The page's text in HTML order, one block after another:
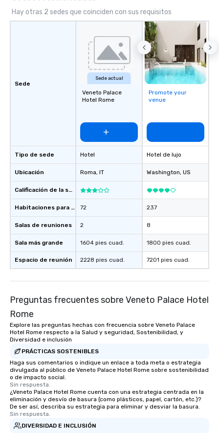
Hay otras 2 sedes que coinciden con sus requisitos
Sede
Tipo de sede
Ubicación
Calificación de la sede
Habitaciones para huéspedes
Salas de reuniones
Sala más grande
Espacio de reunión
Sede actual
Veneto Palace
Hotel Rome
Hotel
Roma, IT
72
2
1604 pies cuad.
2228 pies cuad.
Promote your
venue
Hotel de lujo
Washington, US
237
8
1800 pies cuad.
7201 pies cuad.
Preguntas frecuentes sobre Veneto Palace Hotel
Rome
Explore las preguntas hechas con frecuencia sobre Veneto Palace
Hotel Rome respecto a la Salud y seguridad, Sostenibilidad, y
Diversidad e inclusión
PRÁCTICAS SOSTENIBLES
Haga sus comentarios o indique un enlace a toda meta o estrategia
divulgada al público de Veneto Palace Hotel Rome sobre sostenibilidad
o de impacto social.
Sin respuesta.
¿Veneto Palace Hotel Rome cuenta con una estrategia centrada en la
eliminación y desvío de basura (como plásticos, papel, cartón, etc.)?
De ser así, describa su estrategia para eliminar y desviar la basura.
Sin respuesta.
DIVERSIDAD E INCLUSIÓN